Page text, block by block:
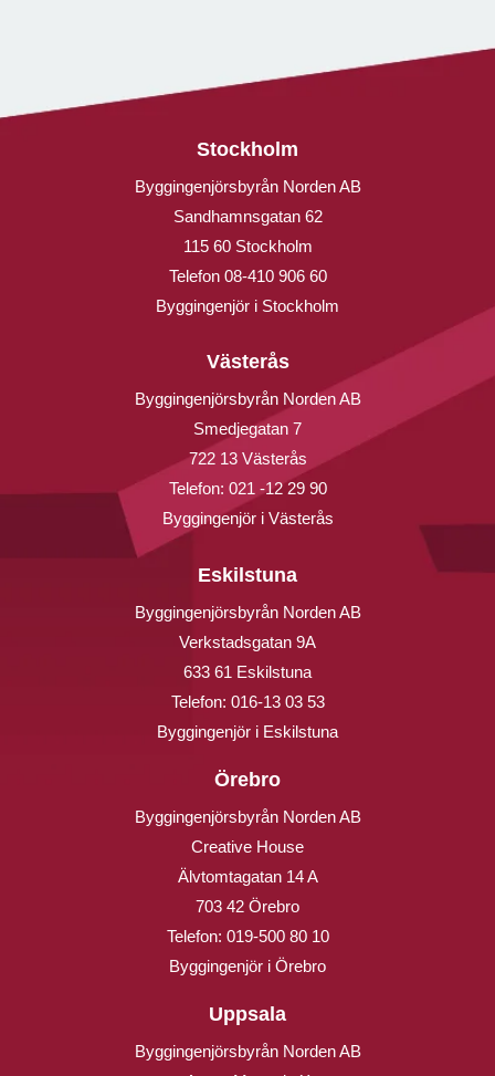
Stockholm
Byggingenjörsbyrån Norden AB
Sandhamnsgatan 62
115 60 Stockholm
Telefon 08-410 906 60
Byggingenjör i Stockholm
Västerås
Byggingenjörsbyrån Norden AB
Smedjegatan 7
722 13 Västerås
Telefon: 021 -12 29 90
Byggingenjör i Västerås
Eskilstuna
Byggingenjörsbyrån Norden AB
Verkstadsgatan 9A
633 61 Eskilstuna
Telefon: 016-13 03 53
Byggingenjör i Eskilstuna
Örebro
Byggingenjörsbyrån Norden AB
Creative House
Älvtomtagatan 14 A
703 42 Örebro
Telefon: 019-500 80 10
Byggingenjör i Örebro
Uppsala
Byggingenjörsbyrån Norden AB